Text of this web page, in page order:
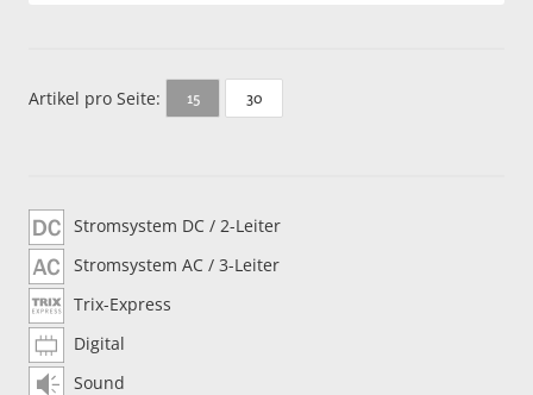
Artikel pro Seite: 15 30
Stromsystem DC / 2-Leiter
Stromsystem AC / 3-Leiter
Trix-Express
Digital
Sound